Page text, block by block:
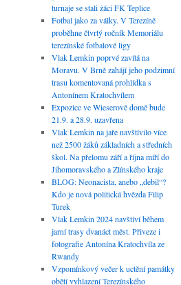
turnaje se stali žáci FK Teplice
Fotbal jako za války. V Terezíně
proběhne čtvrtý ročník Memoriálu
terezínské fotbalové ligy
Vlak Lemkin poprvé zavítá na
Moravu. V Brně zahájí jeho podzimní
trasu komentovaná prohlídka s
Antonínem Kratochvílem
Expozice ve Wieserově domě bude
21.9. a 28.9. uzavřena
Vlak Lemkin na jaře navštívilo více
než 2500 žáků základních a středních
škol. Na přelomu září a října míří do
Jihomoravského a Zlínského kraje
BLOG: Neonacista, anebo „debil“?
Kdo je nová politická hvězda Filip
Turek
Vlak Lemkin 2024 navštíví během
jarní trasy dvanáct měst. Přiveze i
fotografie Antonína Kratochvíla ze
Rwandy
Vzpomínkový večer k uctění památky
obětí vyhlazení Terezínského